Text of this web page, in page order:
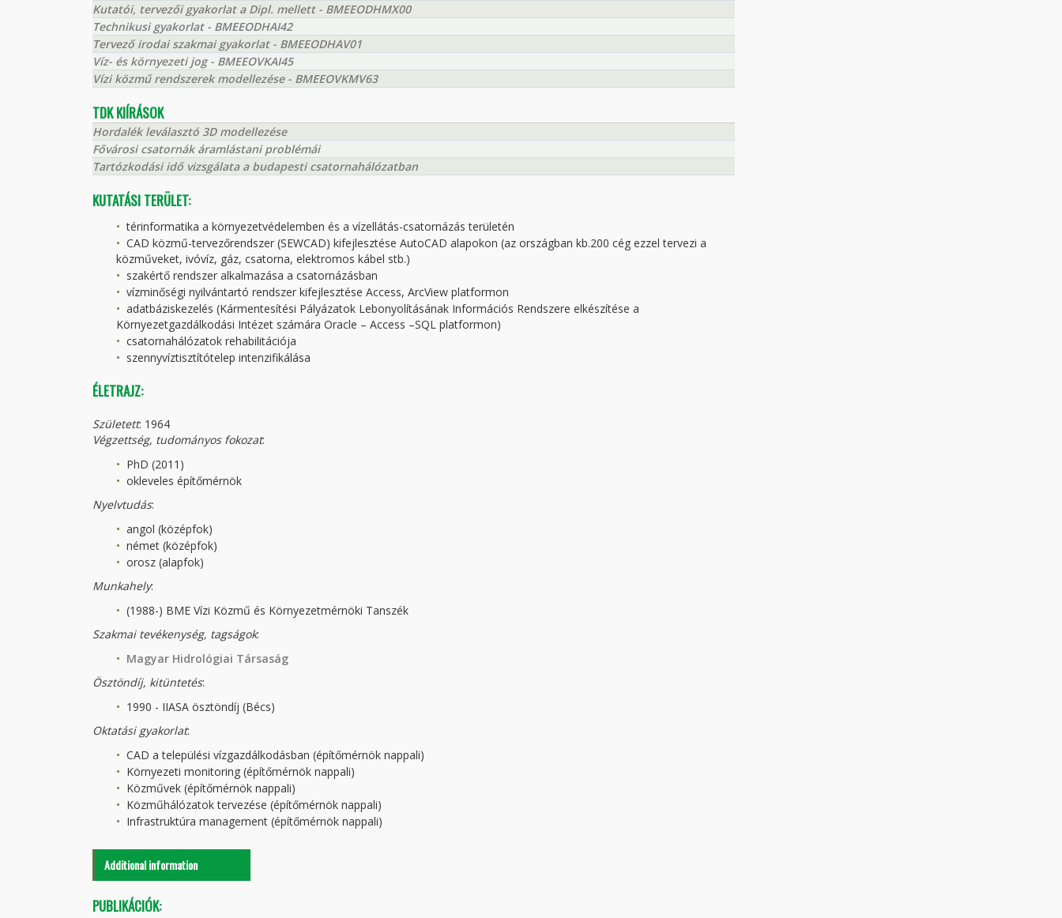
Kutatói, tervezői gyakorlat a Dipl. mellett - BMEEODHMX00
Technikusi gyakorlat - BMEEODHAI42
Tervező irodai szakmai gyakorlat - BMEEODHAV01
Víz- és környezeti jog - BMEEOVKAI45
Vízi közmű rendszerek modellezése - BMEEOVKMV63
TDK KIÍRÁSOK
Hordalék leválasztó 3D modellezése
Fővárosi csatornák áramlástani problémái
Tartózkodási idő vizsgálata a budapesti csatornahálózatban
KUTATÁSI TERÜLET:
térinformatika a környezetvédelemben és a vízellátás-csatornázás területén
CAD közmű-tervezőrendszer (SEWCAD) kifejlesztése AutoCAD alapokon (az országban kb.200 cég ezzel tervezi a
közműveket, ivóvíz, gáz, csatorna, elektromos kábel stb.)
szakértő rendszer alkalmazása a csatornázásban
vízminőségi nyilvántartó rendszer kifejlesztése Access, ArcView platformon
adatbáziskezelés (Kármentesítési Pályázatok Lebonyolításának Információs Rendszere elkészítése a
Környezetgazdálkodási Intézet számára Oracle – Access –SQL platformon)
csatornahálózatok rehabilitációja
szennyvíztisztítótelep intenzifikálása
ÉLETRAJZ:
Született: 1964
Végzettség, tudományos fokozat:
PhD (2011)
okleveles építőmérnök
Nyelvtudás:
angol (középfok)
német (középfok)
orosz (alapfok)
Munkahely:
(1988-) BME Vízi Közmű és Környezetmérnöki Tanszék
Szakmai tevékenység, tagságok:
Magyar Hidrológiai Társaság
Ösztöndíj, kitüntetés:
1990 - IIASA ösztöndíj (Bécs)
Oktatási gyakorlat:
CAD a települési vízgazdálkodásban (építőmérnök nappali)
Környezeti monitoring (építőmérnök nappali)
Közművek (építőmérnök nappali)
Közműhálózatok tervezése (építőmérnök nappali)
Infrastruktúra management (építőmérnök nappali)
Additional information
PUBLIKÁCIÓK: